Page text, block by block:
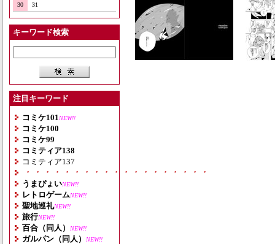
30
31
キーワード検索
注目キーワード
コミケ101 NEW!!
コミケ100
コミケ99
コミティア138
コミティア137
・・・・・・・・・・・・・・・・・・・
うまぴょいNEW!!
レトロゲームNEW!!
聖地巡礼NEW!!
旅行NEW!!
百合（同人） NEW!!
ガルパン（同人） NEW!!